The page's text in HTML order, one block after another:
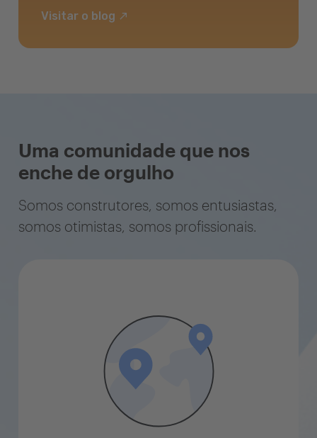
Visitar o blog
Uma comunidade que nos
enche de orgulho
Somos construtores, somos entusiastas,
somos otimistas, somos profissionais.